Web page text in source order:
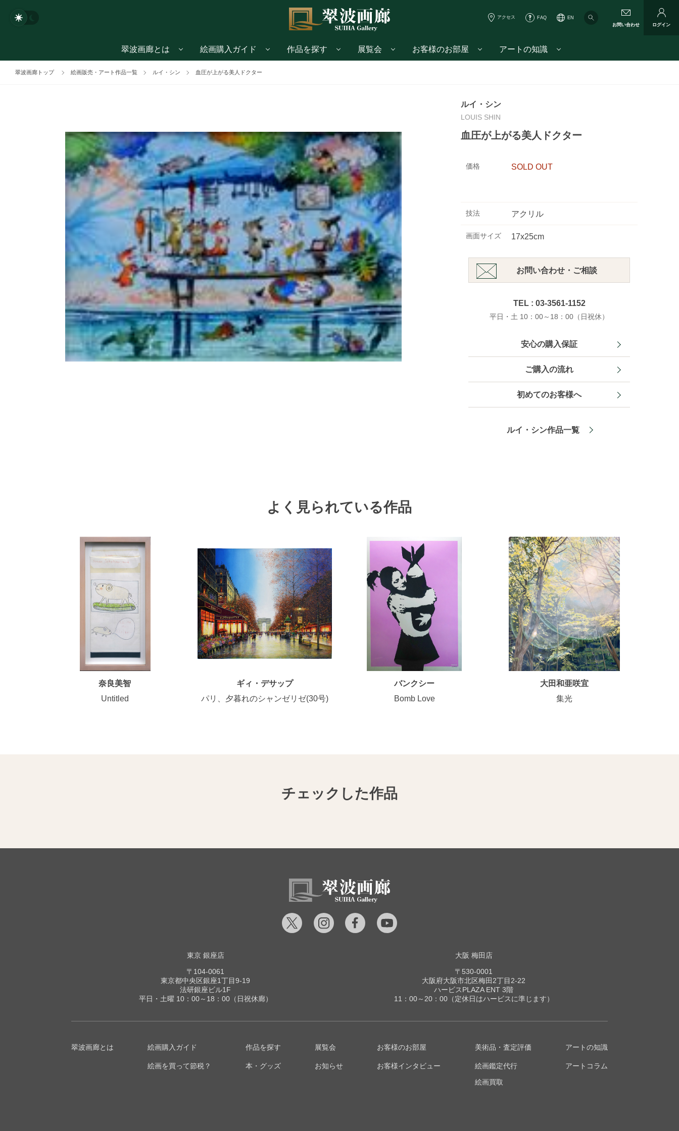
アクセス FAQ
EN
お問い合わせ
ログイン
翠波画廊とは 絵画購入ガイド 作品を探す 展覧会 お客様のお部屋 アートの知識
翠波画廊トップ 絵画販売・アート作品一覧 ルイ・シン 血圧が上がる美人ドクター
ルイ・シン
LOUIS SHIN
血圧が上がる美人ドクター
価格 SOLD OUT
技法 アクリル
画面サイズ 17x25cm
お問い合わせ・ご相談
TEL : 03-3561-1152
平日・土 10：00～18：00（日祝休）
安心の購入保証
ご購入の流れ
初めてのお客様へ
ルイ・シン作品一覧
よく見られている作品
奈良美智
Untitled
ギィ・デサップ
パリ、夕暮れのシャンゼリゼ(30号)
バンクシー
Bomb Love
大田和亜咲宜
集光
チェックした作品
東京 銀座店
〒104-0061
東京都中央区銀座1丁目9-19
法研銀座ビル1F
平日・土曜 10：00～18：00（日祝休廊）
大阪 梅田店
〒530-0001
大阪府大阪市北区梅田2丁目2-22
ハービスPLAZA ENT 3階
11：00～20：00（定休日はハービスに準じます）
翠波画廊とは 絵画購入ガイド
絵画を買って節税？
作品を探す
本・グッズ
展覧会
お知らせ
お客様のお部屋
お客様インタビュー
美術品・査定評価
絵画鑑定代行
絵画買取
アートの知識
アートコラム